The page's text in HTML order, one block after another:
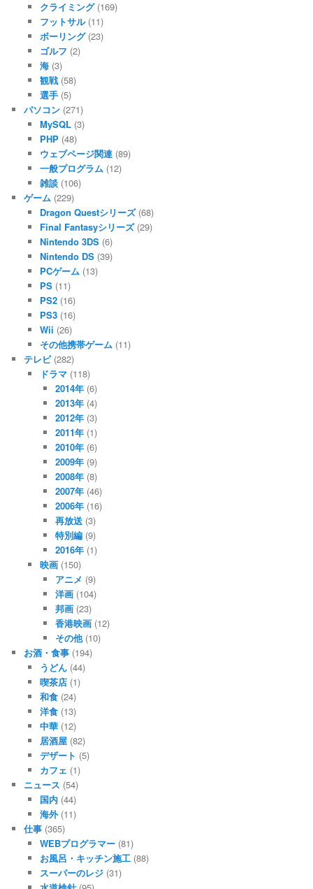
クライミング(169)
フットサル(11)
ボーリング(23)
ゴルフ (2)
海(3)
観戦(58)
選手(5)
パソコン (271)
MySQL(3)
PHP(48)
ウェブページ関連(89)
一般プログラム(12)
雑談(106)
ゲーム (229)
Dragon Questシリーズ(68)
Final Fantasyシリーズ(29)
Nintendo 3DS(6)
Nintendo DS(39)
PCゲーム(13)
PS(11)
PS2(16)
PS3(16)
Wii (26)
その他携帯ゲーム(11)
テレビ(282)
ドラマ(118)
2014年 (6)
2013年 (4)
2012年 (3)
2011年 (1)
2010年 (6)
2009年 (9)
2008年 (8)
2007年 (46)
2006年 (16)
再放送 (3)
特別編 (9)
2016年 (1)
映画(150)
アニメ (9)
洋画 (104)
邦画 (23)
香港映画 (12)
その他(10)
お酒・食事 (194)
うどん(44)
喫茶店(1)
和食(24)
洋食(13)
中華(12)
居酒屋(82)
デザート (5)
カフェ (1)
ニュース (54)
国内(44)
海外(11)
仕事 (365)
WEBプログラマー(81)
お風呂・キッチン施工(88)
スーパーのレジ(31)